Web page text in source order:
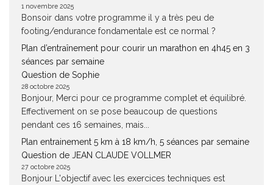
1 novembre 2025
Bonsoir dans votre programme il y a très peu de
footing/endurance fondamentale est ce normal ?
Plan d’entraînement pour courir un marathon en 4h45 en 3
séances par semaine
Question de Sophie
28 octobre 2025
Bonjour, Merci pour ce programme complet et équilibré.
Effectivement on se pose beaucoup de questions
pendant ces 16 semaines, mais...
Plan entrainement 5 km à 18 km/h, 5 séances par semaine
Question de JEAN CLAUDE VOLLMER
27 octobre 2025
Bonjour L'objectif avec les exercices techniques est